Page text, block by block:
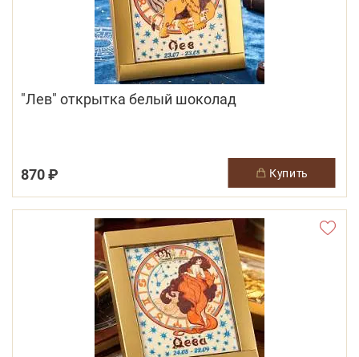
"Лев" открытка белый шоколад
870 ₽ купить